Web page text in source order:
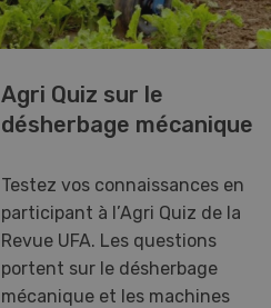
Agri Quiz sur le
désherbage mécanique
Testez vos connaissances en
participant à l’Agri Quiz de la
Revue UFA. Les questions
portent sur le désherbage
mécanique et les machines